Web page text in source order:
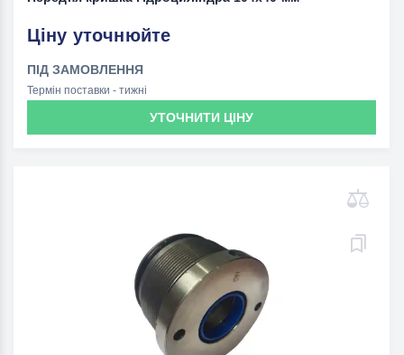
Ціну уточнюйте
ПІД ЗАМОВЛЕННЯ
Термін поставки - тижні
УТОЧНИТИ ЦІНУ